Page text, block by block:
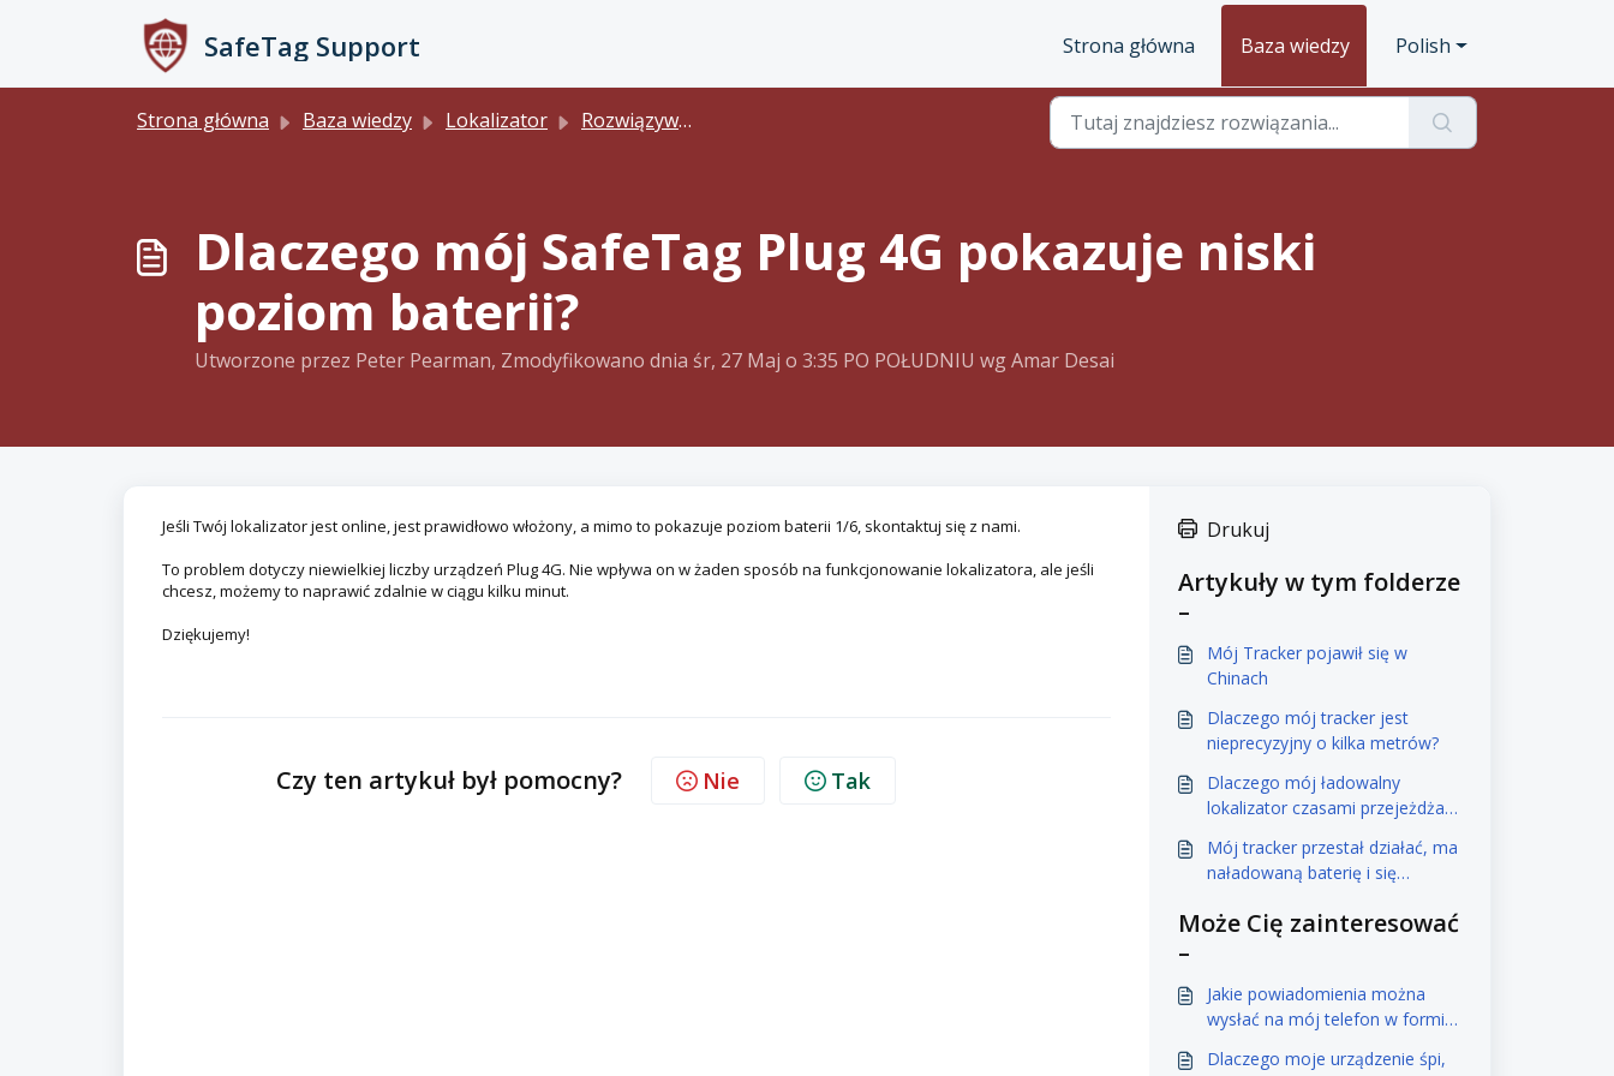
SafeTag Support Strona główna Baza wiedzy Polish
Strona główna Baza wiedzy Lokalizator Rozwiązywanie problemów z modułem śledzenia
Dlaczego mój SafeTag Plug 4G pokazuje niski
poziom baterii?
Utworzone przez Peter Pearman, Zmodyfikowano dnia śr, 27 Maj o 3:35 PO POŁUDNIU wg Amar Desai
Jeśli Twój lokalizator jest online, jest prawidłowo włożony, a mimo to pokazuje poziom baterii 1/6, skontaktuj się z nami.
To problem dotyczy niewielkiej liczby urządzeń Plug 4G. Nie wpływa on w żaden sposób na funkcjonowanie lokalizatora, ale jeśli
chcesz, możemy to naprawić zdalnie w ciągu kilku minut.
Dziękujemy!
Czy ten artykuł był pomocny? Nie Tak
Drukuj
Artykuły w tym folderze
–
Mój Tracker pojawił się w
Chinach
Dlaczego mój tracker jest
nieprecyzyjny o kilka metrów?
Dlaczego mój ładowalny
lokalizator czasami przejeżdża
Mój tracker przestał działać, ma
naładowaną baterię i się
lokalizacji.
Może Cię zainteresować
–
Jakie powiadomienia można
wysłać na mój telefon w formie
Dlaczego moje urządzenie śpi,